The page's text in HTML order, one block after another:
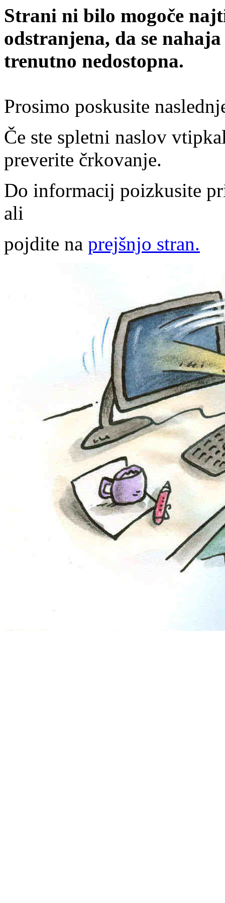
Strani ni bilo mogoče
odstranjena, da se
trenutno nedostopna.
Prosimo poskusite
Če ste spletni naslov
preverite črkovanje.
Do informacij poizkusite
ali
pojdite na prejšnjo stran.